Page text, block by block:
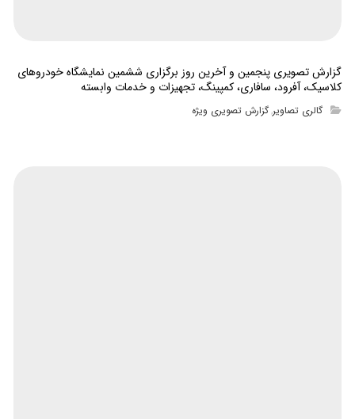
گزارش تصویری پنجمین و آخرین روز برگزاری ششمین نمایشگاه خودروهای
کلاسیک، آفرود، سافاری، کمپینگ، تجهیزات و خدمات وابسته
گالری تصاویر,گزارش تصویری ویژه